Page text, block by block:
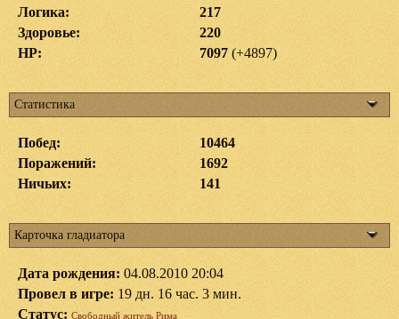
Логика:
217
Здоровье:
220
HP:
7097 (+4897)
Статистика
Побед:
10464
Поражений:
1692
Ничьих:
141
Карточка гладиатора
Дата рождения: 04.08.2010 20:04
Провел в игре: 19 дн. 16 час. 3 мин.
Статус: Свободный житель Рима